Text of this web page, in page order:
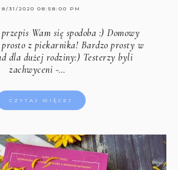
8/31/2020 08:58:00 PM
Wam się spodoba :) Domowy
prosto z piekarnika! Bardzo prosty w
dla dużej rodziny:) Testerzy byli
zachwyceni -…
CZYTAJ WIĘCEJ